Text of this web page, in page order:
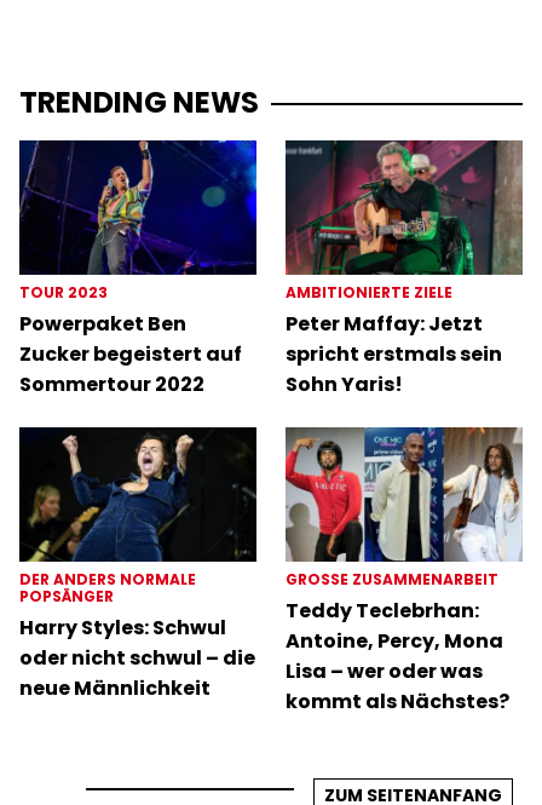
TRENDING NEWS
TOUR 2023
Powerpaket Ben
Zucker begeistert auf
Sommertour 2022
AMBITIONIERTE ZIELE
Peter Maffay: Jetzt
spricht erstmals sein
Sohn Yaris!
DER ANDERS NORMALE
POPSÄNGER
Harry Styles: Schwul
oder nicht schwul – die
neue Männlichkeit
GROSSE ZUSAMMENARBEIT
Teddy Teclebrhan:
Antoine, Percy, Mona
Lisa – wer oder was
kommt als Nächstes?
ZUM SEITENANFANG